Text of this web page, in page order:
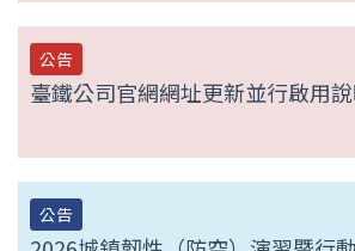
公告
臺鐵公司官網網址更新並行啟用
公告